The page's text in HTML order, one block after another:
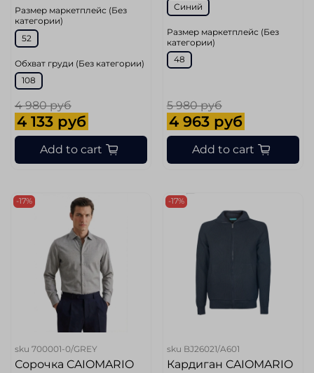
Размер маркетплейс (Без
категории)
52
Обхват груди (Без категории)
108
4 980 руб
4 133 руб
Add to cart
Синий
Размер маркетплейс (Без
категории)
48
5 980 руб
4 963 руб
Add to cart
-17%
sku 700001-0/GREY
Сорочка CAIOMARIO
-17%
sku BJ26021/A601
Кардиган CAIOMARIO